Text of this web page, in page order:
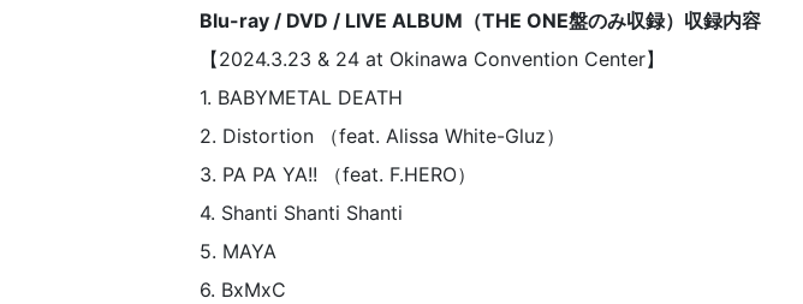
Blu-ray / DVD / LIVE ALBUM（THE ONE盤のみ収録）収録内容
【2024.3.23 & 24 at Okinawa Convention Center】
1. BABYMETAL DEATH
2. Distortion （feat. Alissa White-Gluz）
3. PA PA YA!! （feat. F.HERO）
4. Shanti Shanti Shanti
5. MAYA
6. BxMxC